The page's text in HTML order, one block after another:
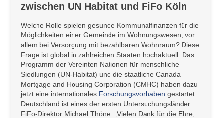
zwischen UN Habitat und FiFo Köln
Welche Rolle spielen gesunde Kommunalfinanzen für die
Möglichkeiten einer Gemeinde im Wohnungswesen, vor
allem bei Versorgung mit bezahlbaren Wohnraum? Diese
Frage ist global in zahlreichen Staaten hochaktuell. Das
Programm der Vereinten Nationen für menschliche
Siedlungen (UN-Habitat) und die staatliche Canada
Mortgage and Housing Corporation (CMHC) haben dazu
jetzt eine internationales Forschungsvorhaben gestartet.
Deutschland ist eines der ersten Untersuchungsländer.
FiFo-Direktor Michael Thöne: „Vielen Dank für die Ehre,